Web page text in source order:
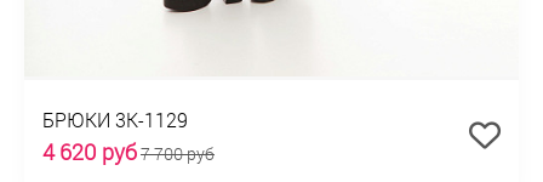
БРЮКИ 3К-1129
4 620 руб7 700 руб